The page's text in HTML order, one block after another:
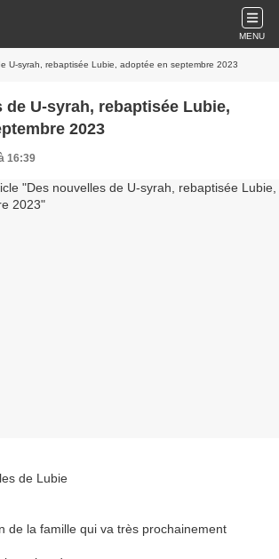
MENU
U-syrah, rebaptisée Lubie, adoptée en septembre 2023
de U-syrah, rebaptisée Lubie,
2023
16:39
de Lubie
de la famille qui va très prochainement